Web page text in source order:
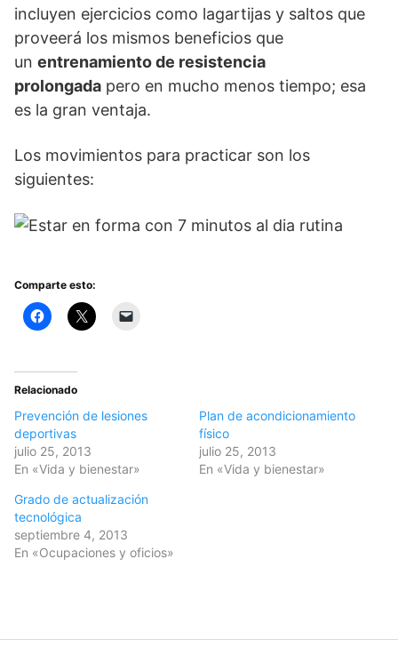
incluyen ejercicios como lagartijas y saltos que
proveerá los mismos beneficios que
un entrenamiento de resistencia
prolongada pero en mucho menos tiempo; esa
es la gran ventaja.
Los movimientos para practicar son los
siguientes:
Comparte esto:
Relacionado
Prevención de lesiones
deportivas
julio 25, 2013
En «Vida y bienestar»
Plan de acondicionamiento
físico
julio 25, 2013
En «Vida y bienestar»
Grado de actualización
tecnológica
septiembre 4, 2013
En «Ocupaciones y oficios»